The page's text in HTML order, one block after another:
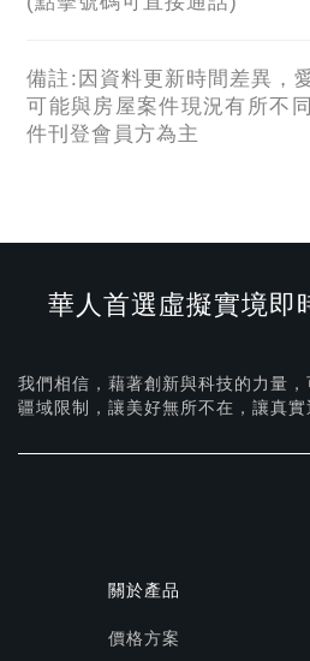
備註:因資料更新時間差異，
可能與房屋案件現況有所不
件刊登會員方為主
華人首選虛擬實境即
我們相信，藉著創新與科技的力量
疆域限制，讓美好無所不在， 讓真實
關於產品
價格方案